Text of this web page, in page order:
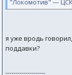
"Локомотив" —
я уже вродь
поддавки?
--------------------